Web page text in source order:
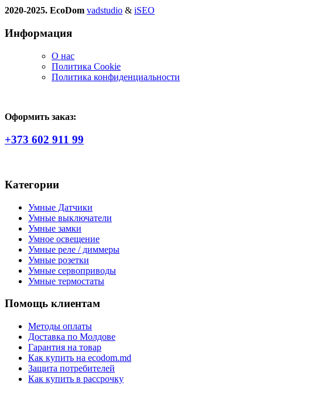
2020-2025. EcoDom vadstudio & iSEO
Информация
О нас
Политика Сookie
Политика конфиденциальности
Оформить заказ:
+373 602 911 99
Категории
Умные Датчики
Умные выключатели
Умные замки
Умное освещение
Умные реле / диммеры
Умные розетки
Умные сервоприводы
Умные термостаты
Помощь клиентам
Методы оплаты
Доставка по Молдове
Гарантия на товар
Как купить на ecodom.md
Защита потребителей
Как купить в рассрочку